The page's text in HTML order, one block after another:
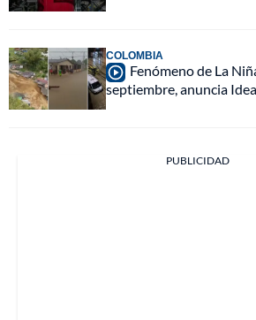
COLOMBIA
Fenómeno de La
septiembre, anuncia
PUBLICIDAD